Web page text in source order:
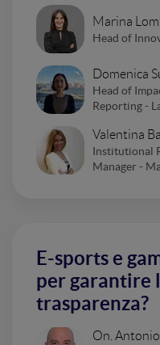
Marina
Head of
Domenica
Head of
Reporting -
Valentina
Institutional
Manager -
E-sports e
per garantire
trasparenza?
On.